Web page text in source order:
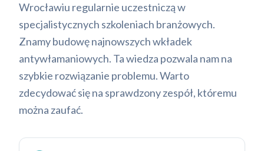
Wrocławiu regularnie uczestniczą w
specjalistycznych szkoleniach branżowych.
Znamy budowę najnowszych wkładek
antywłamaniowych. Ta wiedza pozwala nam na
szybkie rozwiązanie problemu. Warto
zdecydować się na sprawdzony zespół, któremu
można zaufać.